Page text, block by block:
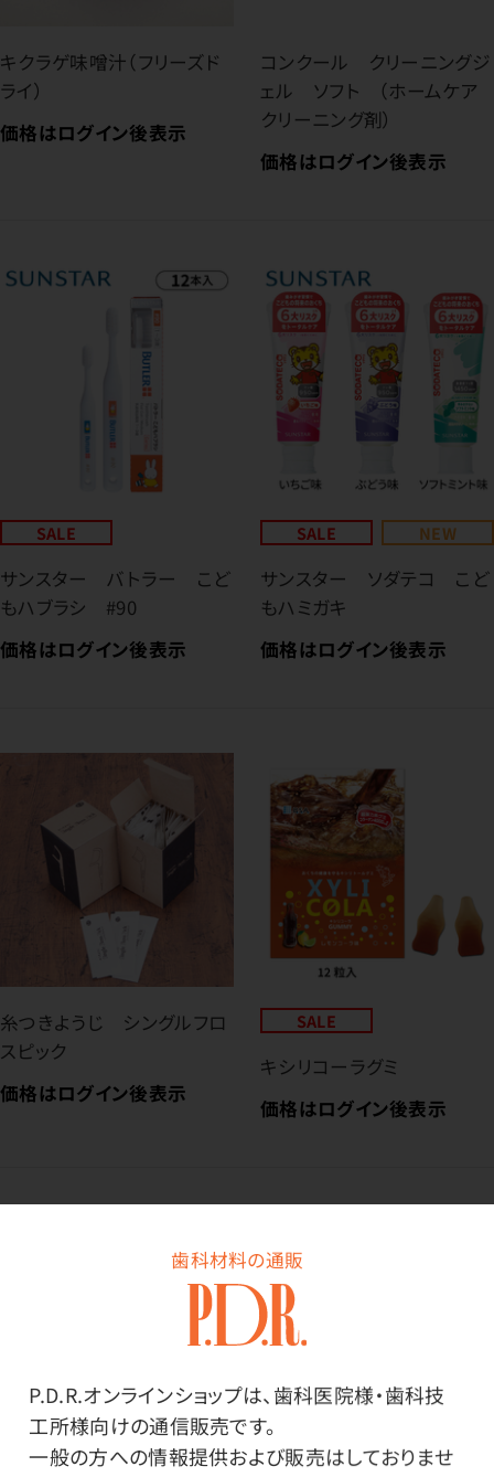
歯科材料の通販
P.D.R.オンラインショップは、歯科医院様・歯科技
工所様向けの通信販売です。
一般の方への情報提供および販売はしておりませ
キクラゲ味噌汁（フリーズド
ライ）
価格はログイン後表示
コンクール クリーニングジ
ェル ソフト （ホームケア
クリーニング剤）
価格はログイン後表示
SALE
サンスター バトラー こど
もハブラシ #90
価格はログイン後表示
SALE NEW
サンスター ソダテコ こど
もハミガキ
価格はログイン後表示
糸つきようじ シングルフロ
スピック
価格はログイン後表示
SALE
キシリコーラグミ
価格はログイン後表示